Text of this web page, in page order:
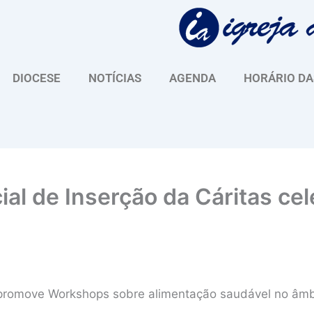
DIOCESE NOTÍCIAS AGENDA HORÁRIO
de Inserção da Cáritas
Workshops sobre alimentação saudável no